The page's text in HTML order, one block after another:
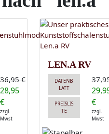
36,95 €
28,95
€
zzgl.
Mwst
LEN.A RV
DATENB
LATT
PREISLIS
TE
€
zzgl.
Mwst